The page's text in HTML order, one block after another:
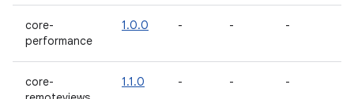
core-
performance
1.0.0 - - -
core-
1.1.0 - - -